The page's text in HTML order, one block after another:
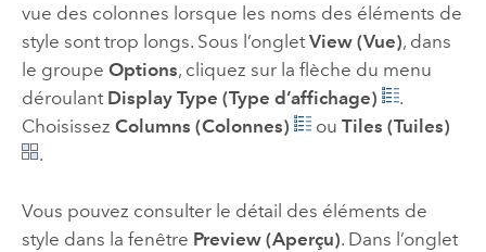
vue des colonnes lorsque les noms des éléments de
style sont trop longs. Sous l’onglet View (Vue), dans
le groupe Options, cliquez sur la flèche du menu
déroulant Display Type (Type d’affichage)
.
Choisissez Columns (Colonnes) ou Tiles (Tuiles)
.
Vous pouvez consulter le détail des éléments de
style dans la fenêtre Preview (Aperçu). Dans l’onglet